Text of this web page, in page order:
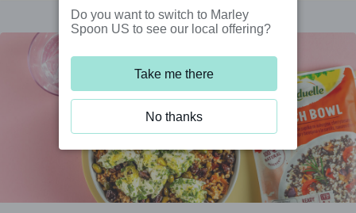
Do you want to switch to Marley
Spoon US to see our local offering?
Take me there
No thanks